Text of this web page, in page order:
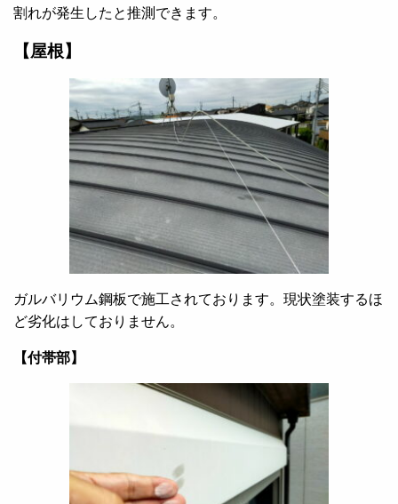
割れが発生したと推測できます。
【屋根】
ガルバリウム鋼板で施工されております。現状塗装するほ
ど劣化はしておりません。
【付帯部】